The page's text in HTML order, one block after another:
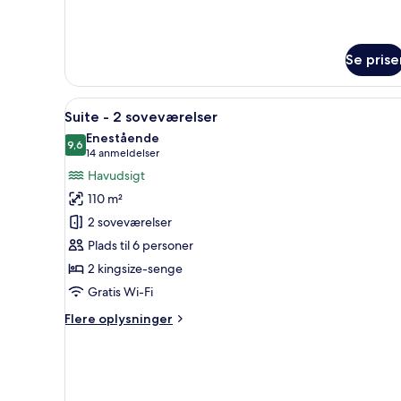
2
soveværelser
Se
Indlæs
alle
billeder
af
Suite
-
2
soveværelser
En balkon med
11
Suite - 2 soveværelser
9,69,6 ud af 10
Enestående
14 anmeldelser
(14
anmeldelser)
Havudsigt
110 m²
2 soveværelser
Plads til 6 personer
2 kingsize-senge
Gratis Wi-Fi
Flere oplysninger
Flere